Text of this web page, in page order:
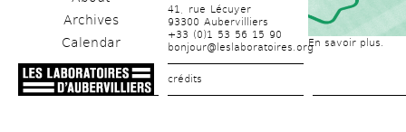
Archives
Calendar
41, rue Lécuyer
93300 Aubervilliers
+33 (0)1 53 56 15 90
bonjour@leslaboratoires.org
crédits
En savoir plus.